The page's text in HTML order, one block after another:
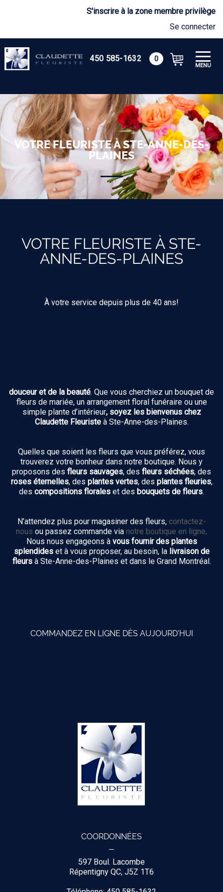
S'inscrire à la zone membre privilège
Se connecter
450 585-1632 0
VOTRE FLEURISTE À STE-ANNE-DES-
PLAINES
MENU
VOTRE FLEURISTE À STE-
ANNE-DES-PLAINES
À votre service depuis plus de 40 ans!
douceur et de la beauté. Que vous cherchiez un bouquet de
fleurs de mariée, un arrangement floral funéraire ou une
simple plante d’intérieur, soyez les bienvenus chez
Claudette Fleuristeà Ste-Anne-des-Plaines.
Quelles que soient les fleurs que vous préférez, vous
trouverez votre bonheur dans notre boutique. Nous y
proposons des fleurs sauvages, des fleurs séchées, des
roses éternelles, des plantes vertes, des plantes fleuries,
des compositions florales et des bouquets de fleurs.
N’attendez plus pour magasiner des fleurs, contactez-
nous ou passez commande via notre boutique en ligne.
Nous nous engageons à vous fournir des plantes
splendideset à vous proposer, au besoin, la livraison de
fleursà Ste-Anne-des-Plaines et dans le Grand Montréal.
COMMANDEZ EN LIGNE DÈS AUJOURD'HUI
COORDONNÉES
597 Boul. Lacombe
Répentigny QC, J5Z 1T6